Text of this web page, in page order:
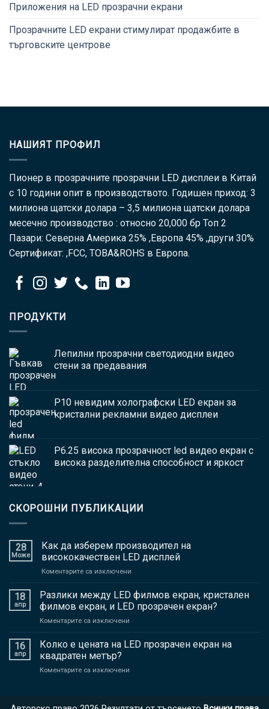
Приложения на LED прозрачни екрани
Прозрачните LED екрани стимулират продажбите в
търговските центрове
НАШИЯТ ПРОФИЛ
Пионер в прозрачните прозрачни LED дисплеи в Китай
с 10 години опит в производството. Годишен приход: 3
милиона щатски долара – 3,5 милиона щатски долара
месечно производство : относно 20,000 бр Топ 2
Пазари: Северна Америка 25% ,Европа 45% ,други 30%
Сертификат: ,FCC, ТОВА&ROHS в Европа.
ПРОДУКТИ
Лепилни прозрачни светодиодни видео
стени за предавания
P10 невидим холографски LED екран за
кристални рекламни видео дисплеи
P6.25 висока прозрачност led видео екран с
висока разделителна способност и яркост
СКОРОШНИ ПУБЛИКАЦИИ
28
Може
Как да изберем производител на
висококачествен LED дисплей
Коментарите са изключени
да
изберем
производител
LED
18
апр
Разлики между LED филмов екран, кристален
филмов екран, и LED прозрачен екран?
Коментарите са изключени
между
16
апр
Колко е цената на LED прозрачен екран на
квадратен метър?
Коментарите са изключени